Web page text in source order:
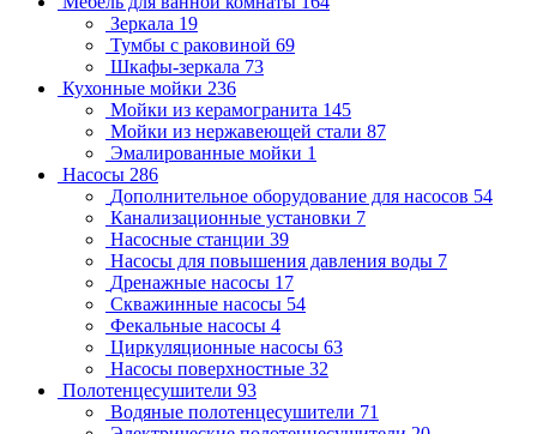
Зеркала 19
Тумбы с раковиной 69
Шкафы-зеркала 73
Кухонные мойки 236
Мойки из керамогранита 145
Мойки из нержавеющей стали 87
Эмалированные мойки 1
Насосы 286
Дополнительное оборудование для насосов 54
Канализационные установки 7
Насосные станции 39
Насосы для повышения давления воды 7
Дренажные насосы 17
Скважинные насосы 54
Фекальные насосы 4
Циркуляционные насосы 63
Насосы поверхностные 32
Полотенцесушители 93
Водяные полотенцесушители 71